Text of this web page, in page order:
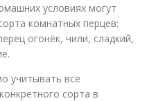
условиях могут
комнатных перцев:
огонёк, чили, сладкий,
учитывать все
сорта в